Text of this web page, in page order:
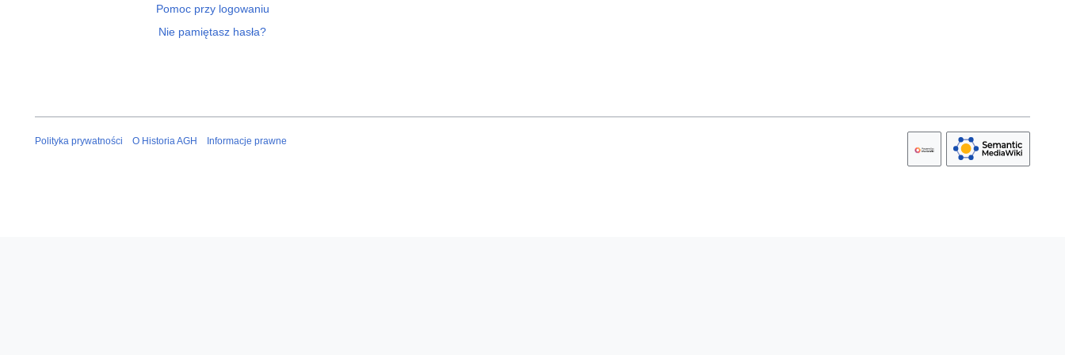
Pomoc przy logowaniu
Nie pamiętasz hasła?
Polityka prywatności O Historia AGH Informacje prawne